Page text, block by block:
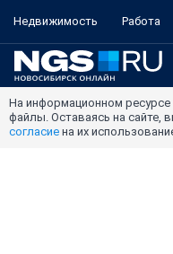
Недвижимость Работа
На информационном
файлы. Оставаясь на сайте,
согласие на их